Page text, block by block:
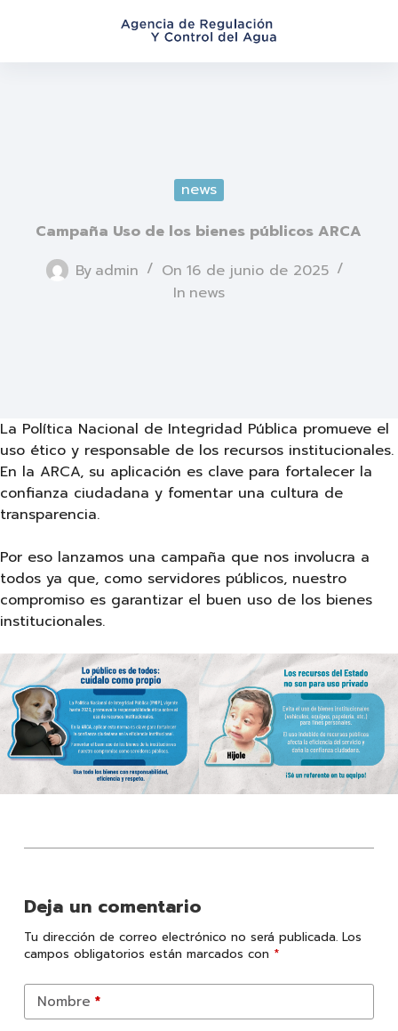
news
Campaña Uso de los bienes públicos ARCA
By admin On 16 de junio de 2025
In news
La Política Nacional de Integridad Pública promueve el
uso ético y responsable de los recursos institucionales.
En la ARCA, su aplicación es clave para fortalecer la
confianza ciudadana y fomentar una cultura de
transparencia.
Por eso lanzamos una campaña que nos involucra a
todos ya que, como servidores públicos, nuestro
compromiso es garantizar el buen uso de los bienes
institucionales.
Deja un comentario
Tu dirección de correo electrónico no será publicada. Los
campos obligatorios están marcados con *
Nombre *